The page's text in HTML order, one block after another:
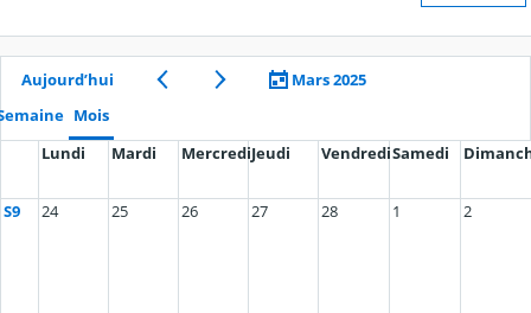
Aujourd’hui
Mars 2025
Mois
Lundi
Mardi MercrediJeudi VendrediSamedi
S9 24 25 26 27 28 1 2